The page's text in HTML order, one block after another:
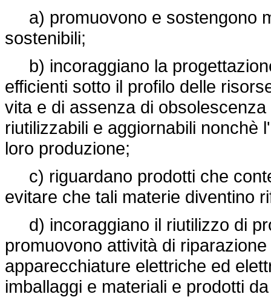
a) promuovono e sostengono
sostenibili;
b) incoraggiano la
efficienti sotto il profilo delle
vita e di assenza di
riutilizzabili e aggiornabili nonchè
loro produzione;
c) riguardano prodotti che
evitare che tali materie diventino
d) incoraggiano il riutilizzo di
promuovono attività di
apparecchiature elettriche ed
imballaggi e materiali e prodotti